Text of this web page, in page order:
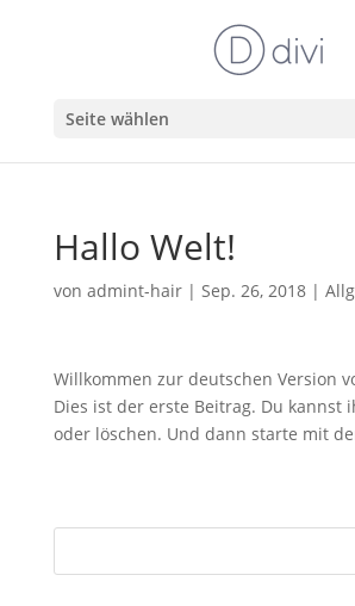
Seite wählen
Hallo Welt!
von admint-hair| Sep. 26, 2018|
Willkommen zur deutschen Version
Dies ist der erste Beitrag. Du kannst
oder löschen. Und dann starte mit